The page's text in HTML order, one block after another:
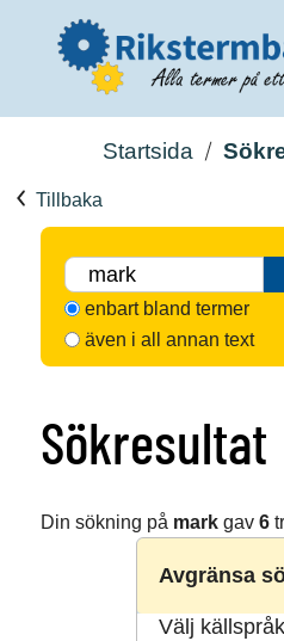
Startsida
Tillbaka
enbart bland termer
även i all annan text
Sökresultat
Din sökning på markgav 6
Avgränsa
Välj